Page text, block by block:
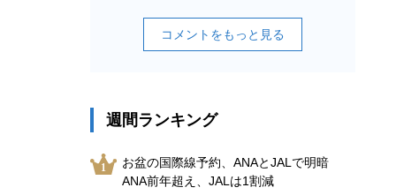
コメントをもっと見る
週間ランキング
お盆の国際線予約、ANAとJALで明暗
ANA前年超え、JALは1割減